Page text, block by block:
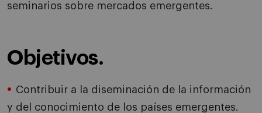
seminarios sobre mercados emergentes.
Objetivos.
Contribuir a la diseminación de la información
y del conocimiento de los países emergentes.